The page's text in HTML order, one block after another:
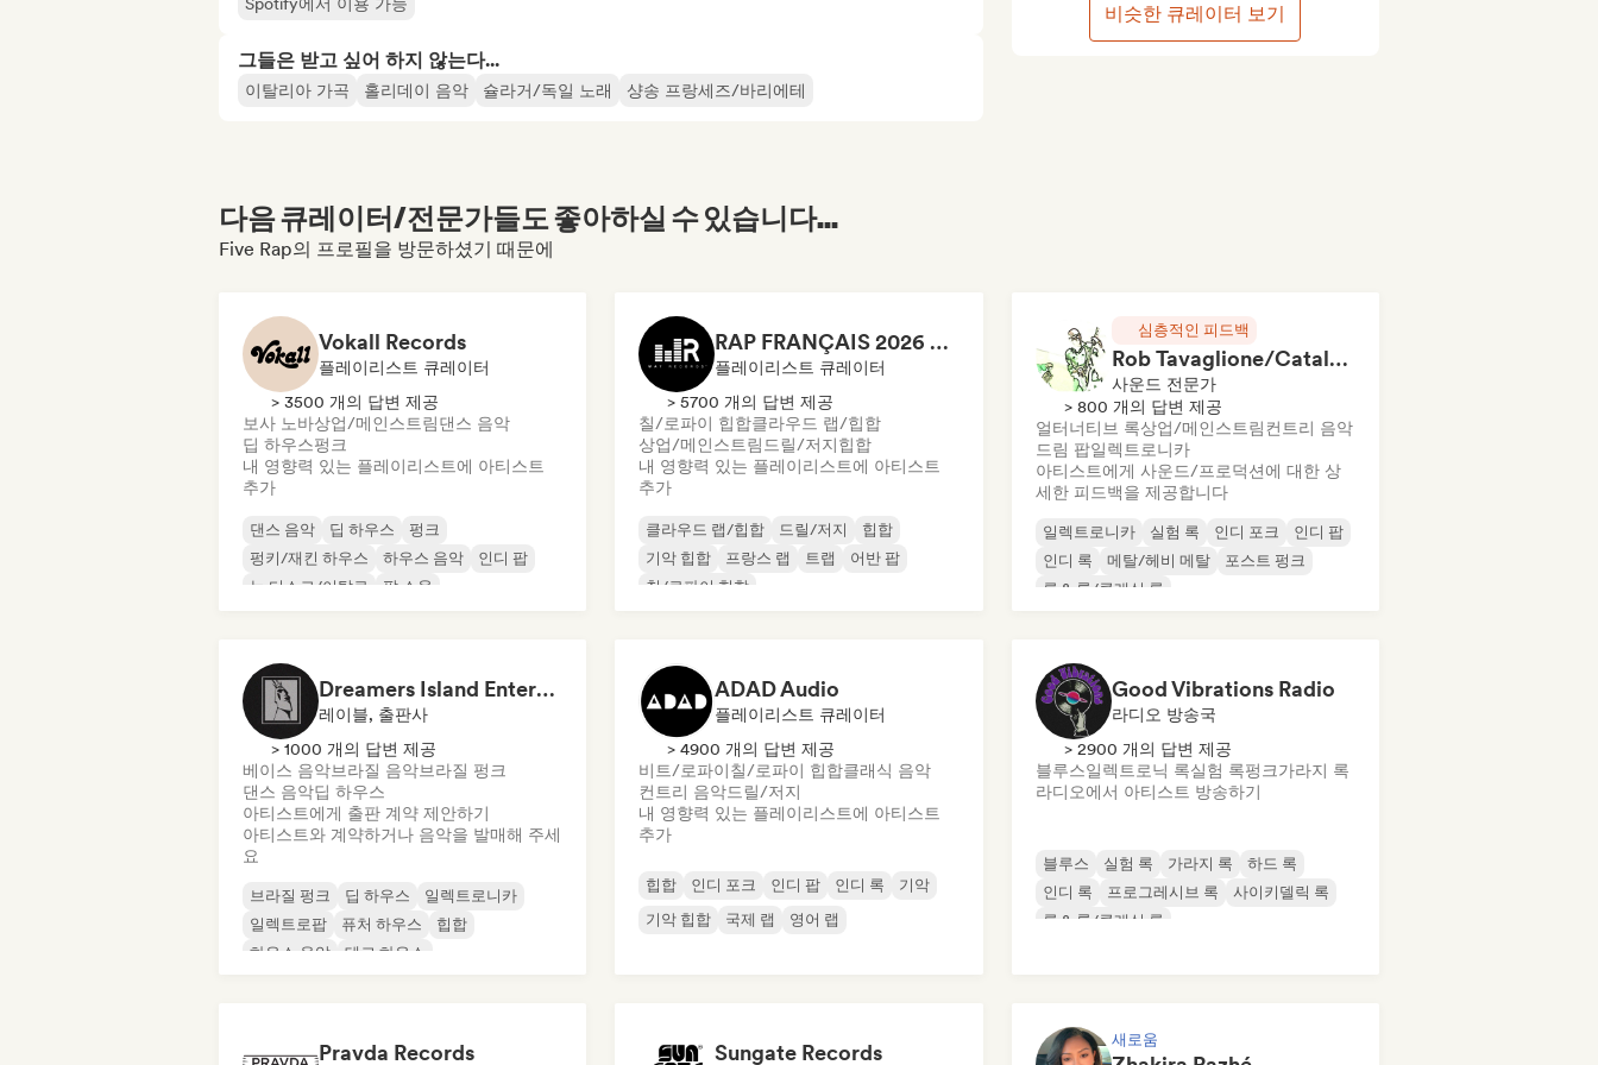
그들은 받고 싶어 하지 않는다...
이탈리아 가곡 홀리데이 음악 슐라거/독일 노래 샹송 프랑세즈/바리에테
비슷한 큐레이터 보기
다음 큐레이터/전문가들도 좋아하실 수 있습니다...
Five Rap의 프로필을 방문하셨기 때문에
Vokall Records
플레이리스트 큐레이터
> 3500 개의 답변 제공
보사 노바상업/메인스트림댄스 음악
딥 하우스펑크
내 영향력 있는 플레이리스트에 아티스트
추가
댄스 음악 딥 하우스
펑크
펑키/재킨 하우스
하우스 음악
인디 팝
뉴 디스코/이탈로
팝 소울
RAP FRANÇAIS 2026 🔥🇫🇷 (Way Records)
플레이리스트 큐레이터
> 5700 개의 답변 제공
칠/로파이 힙합클라우드 랩/힙합
상업/메인스트림 드릴/저지힙합
내 영향력 있는 플레이리스트에 아티스트
추가
클라우드 랩/힙합 드릴/저지
힙합
기악 힙합
프랑스 랩 트랩
어반 팝
칠/로파이 힙합
심층적인 피드백
Rob Tavaglione/Catalyst Recording
사운드 전문가
> 800 개의 답변 제공
얼터너티브 록상업/메인스트림컨트리 음악
드림 팝일렉트로니카
아티스트에게 사운드/프로덕션에 대한 상
세한 피드백을 제공합니다
일렉트로니카 실험 록 인디 포크
인디 팝
인디 록
메탈/헤비 메탈
포스트 펑크
록 & 롤/클래식 록
Dreamers Island Entertainment
레이블, 출판사
> 1000 개의 답변 제공
베이스 음악브라질 음악브라질 펑크
댄스 음악딥 하우스
아티스트에게 출판 계약 제안하기
아티스트와 계약하거나 음악을 발매해 주세
요
브라질 펑크 딥 하우스
일렉트로니카
일렉트로팝
퓨처 하우스
힙합
하우스 음악
테크 하우스
ADAD Audio
플레이리스트 큐레이터
> 4900 개의 답변 제공
비트/로파이칠/로파이 힙합클래식 음악
컨트리 음악드릴/저지
내 영향력 있는 플레이리스트에 아티스트
추가
힙합 인디 포크 인디 팝 인디 록
기악
기악 힙합
국제 랩 영어 랩
Good Vibrations Radio
라디오 방송국
> 2900 개의 답변 제공
블루스일렉트로닉 록실험 록펑크가라지 록
라디오에서 아티스트 방송하기
블루스 실험 록 가라지 록
하드 록
인디 록
프로그레시브 록
사이키델릭 록
록 & 롤/클래식 록
Pravda Records Sungate Records
새로움